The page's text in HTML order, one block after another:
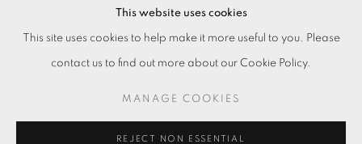
BACK TO ART FAIRS
This website uses cookies
This site uses cookies to help make it more useful to you. Please
contact us to find out more about our Cookie Policy.
MANAGE COOKIES
REJECT NON ESSENTIAL